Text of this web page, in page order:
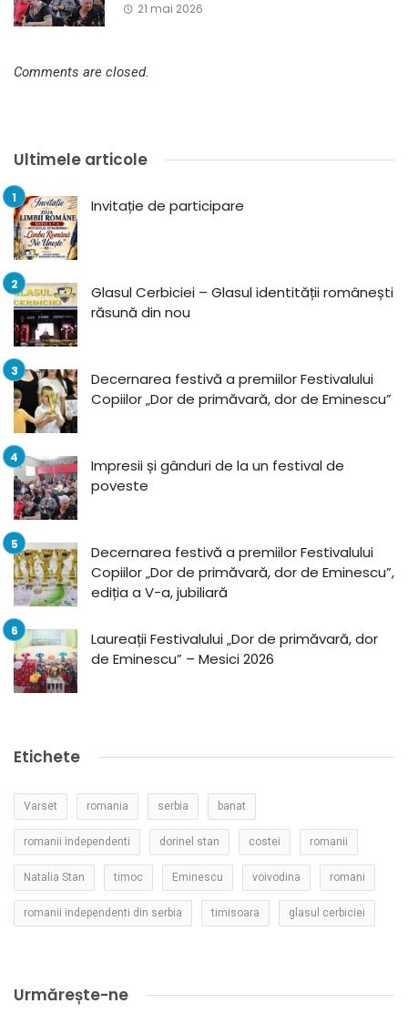
21 mai 2026
Comments are closed.
Ultimele articole
Invitație de participare
Glasul Cerbiciei – Glasul identității românești
răsună din nou
Decernarea festivă a premiilor Festivalului
Copiilor „Dor de primăvară, dor de Eminescu”
Impresii și gânduri de la un festival de
poveste
Decernarea festivă a premiilor Festivalului
Copiilor „Dor de primăvară, dor de Eminescu”,
ediția a V-a, jubiliară
Laureații Festivalului „Dor de primăvară, dor
de Eminescu” – Mesici 2026
Etichete
Varset romania serbia banat
romanii independenti dorinel stan costei romanii
Natalia Stan timoc Eminescu voivodina romani
romanii independenti din serbia timisoara glasul cerbiciei
Urmărește-ne